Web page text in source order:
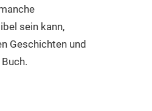
sein kann,
Geschichten und